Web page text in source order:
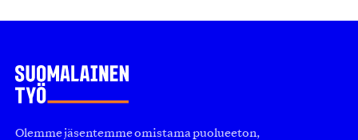
Olemme jäsentemme omistama puolueeton,